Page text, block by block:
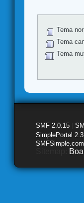
Tema
Tema
Tema
SMF 2.0.15
SimplePortal